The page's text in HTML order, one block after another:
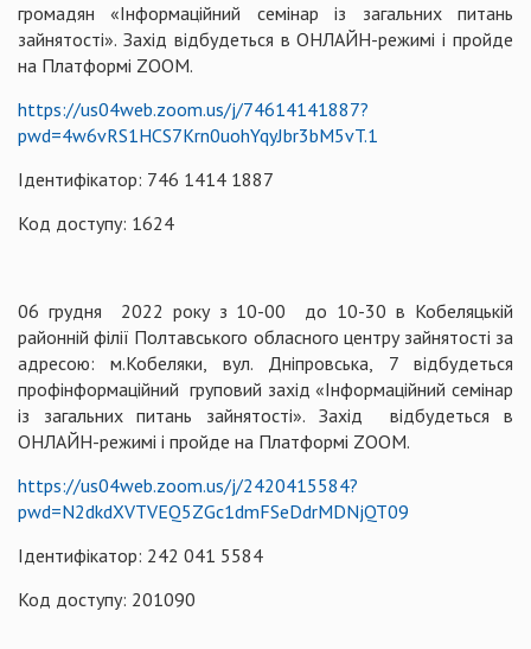
громадян «Інформаційний семінар із загальних питань
зайнятості». Захід відбудеться в ОНЛАЙН-режимі і пройде
на Платформі ZOOM.
https://us04web.zoom.us/j/74614141887?
pwd=4w6vRS1HCS7Krn0uohYqyJbr3bM5vT.1
Ідентифікатор: 746 1414 1887
Код доступу: 1624
06 грудня 2022 року з 10-00 до 10-30 в Кобеляцькій
районній філії Полтавського обласного центру зайнятості за
адресою: м.Кобеляки, вул. Дніпровська, 7 відбудеться
профінформаційний груповий захід «Інформаційний семінар
із загальних питань зайнятості». Захід відбудеться в
ОНЛАЙН-режимі і пройде на Платформі ZOOM.
https://us04web.zoom.us/j/2420415584?
pwd=N2dkdXVTVEQ5ZGc1dmFSeDdrMDNjQT09
Ідентифікатор: 242 041 5584
Код доступу: 201090